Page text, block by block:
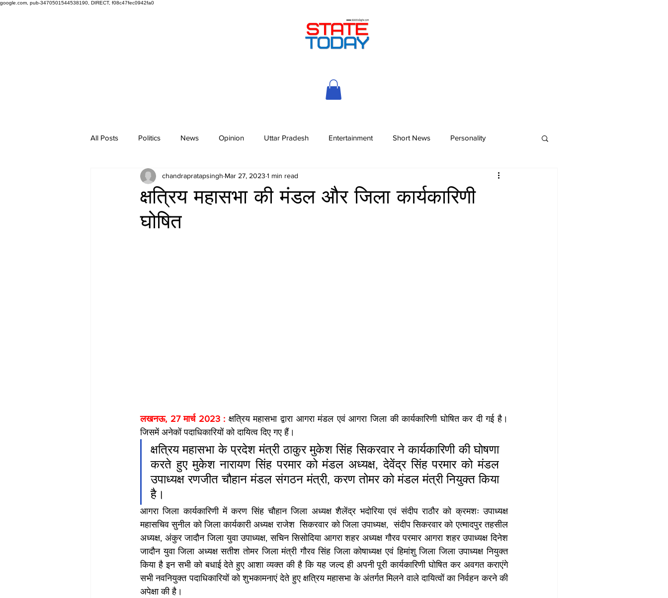
google.com, pub-3470501544538190, DIRECT, f08c47fec0942fa0
All Posts Politics News Opinion Uttar Pradesh Entertainment Short News Personality
क्षत्रिय महासभा की मंडल और जिला कार्यकारिणी
घोषित
chandrapratapsingh Mar 27, 2023 1 min read
लखनऊ, 27 मार्च 2023 : क्षत्रिय महासभा द्वारा आगरा मंडल एवं आगरा जिला की कार्यकारिणी घोषित कर दी गई है।
जिसमें अनेकों पदाधिकारियों को दायित्व दिए गए हैं।
क्षत्रिय महासभा के प्रदेश मंत्री ठाकुर मुकेश सिंह सिकरवार ने कार्यकारिणी की घोषणा
करते हुए मुकेश नारायण सिंह परमार को मंडल अध्यक्ष, देवेंद्र सिंह परमार को मंडल
उपाध्यक्ष रणजीत चौहान मंडल संगठन मंत्री, करण तोमर को मंडल मंत्री नियुक्त किया
है।
आगरा जिला कार्यकारिणी में करण सिंह चौहान जिला अध्यक्ष शैलेंद्र भदोरिया एवं संदीप राठौर को क्रमशः उपाध्यक्ष
महासचिव सुनील को जिला कार्यकारी अध्यक्ष राजेश  सिकरवार को जिला उपाध्यक्ष,  संदीप सिकरवार को एत्मादपुर तहसील
अध्यक्ष, अंकुर जादौन जिला युवा उपाध्यक्ष, सचिन सिसोदिया आगरा शहर अध्यक्ष गौरव परमार आगरा शहर उपाध्यक्ष दिनेश
जादौन युवा जिला अध्यक्ष सतीश तोमर जिला मंत्री गौरव सिंह जिला कोषाध्यक्ष एवं हिमांशु जिला जिला उपाध्यक्ष नियुक्त
किया है इन सभी को बधाई देते हुए आशा व्यक्त की है कि यह जल्द ही अपनी पूरी कार्यकारिणी घोषित कर अवगत कराएंगे
सभी नवनियुक्त पदाधिकारियों को शुभकामनाएं देते हुए क्षत्रिय महासभा के अंतर्गत मिलने वाले दायित्वों का निर्वहन करने की
अपेक्षा की है।